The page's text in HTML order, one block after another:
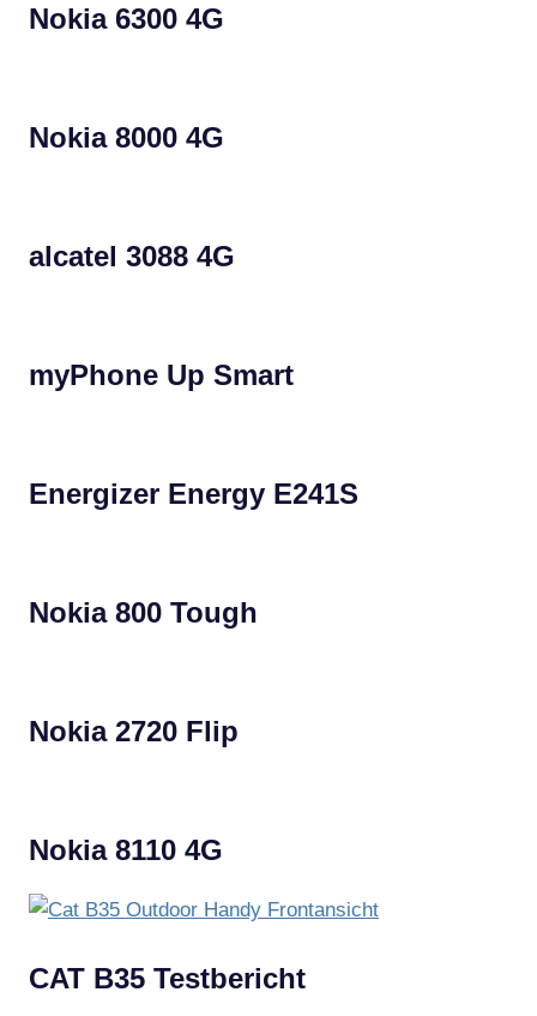
Nokia 6300 4G
Nokia 8000 4G
alcatel 3088 4G
myPhone Up Smart
Energizer Energy E241S
Nokia 800 Tough
Nokia 2720 Flip
Nokia 8110 4G
CAT B35 Testbericht